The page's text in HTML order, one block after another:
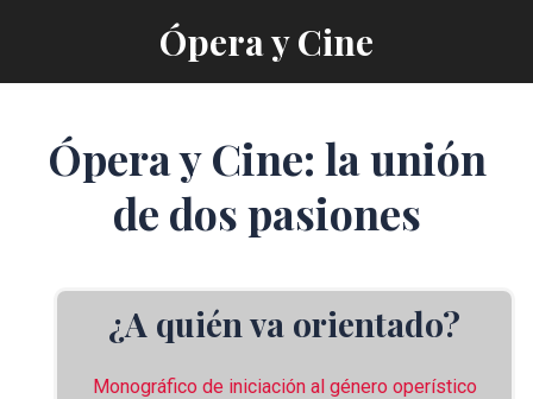
Ópera y Cine
Ópera y Cine: la unión
de dos pasiones
¿A quién va orientado?
Monográfico de iniciación al género operístico